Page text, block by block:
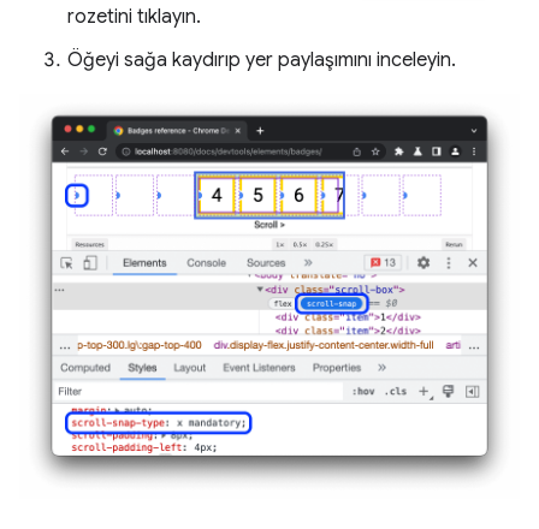
rozetini tıklayın.
Öğeyi sağa kaydırıp yer paylaşımını inceleyin.